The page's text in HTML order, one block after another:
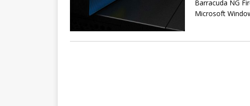
Barracuda NG
Microsoft